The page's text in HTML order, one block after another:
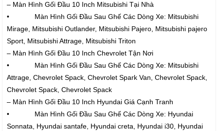
– Màn Hình Gối Đầu 10 Inch Mitsubishi Tại Nhà
• Màn Hình Gối Đầu Sau Ghế Các Dòng Xe: Mitsubishi
Mirage, Mitsubishi Outlander, Mitsubishi Pajero, Mitsubishi pajero
Sport, Mitsubishi Attrage, Mitsubishi Triton
– Màn Hình Gối Đầu 10 Inch Chevrolet Tận Nơi
• Màn Hình Gối Đầu Sau Ghế Các Dòng Xe: Mitsubishi
Attrage, Chevrolet Spack, Chevrolet Spark Van, Chevrolet Spack,
Chevrolet Spack, Chevrolet Spack
– Màn Hình Gối Đầu 10 Inch Hyundai Giá Cạnh Tranh
• Màn Hình Gối Đầu Sau Ghế Các Dòng Xe: Hyundai
Sonnata, Hyundai santafe, Hyundai creta, Hyundai i30, Hyundai